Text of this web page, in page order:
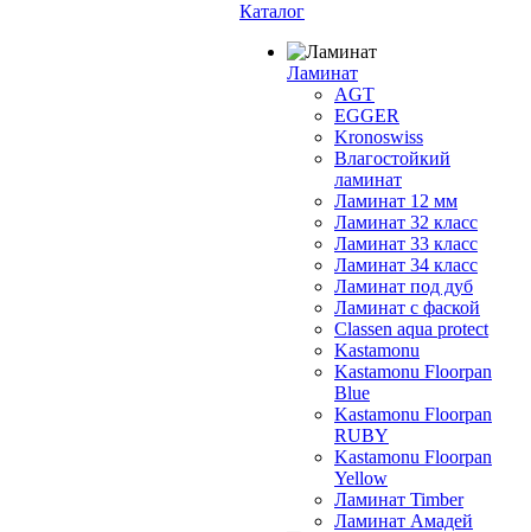
Каталог
Ламинат
AGT
EGGER
Kronoswiss
Влагостойкий
ламинат
Ламинат 12 мм
Ламинат 32 класс
Ламинат 33 класс
Ламинат 34 класс
Ламинат под дуб
Ламинат с фаской
Classen aqua protect
Kastamonu
Kastamonu Floorpan
Blue
Kastamonu Floorpan
RUBY
Kastamonu Floorpan
Yellow
Ламинат Timber
Ламинат Амадей